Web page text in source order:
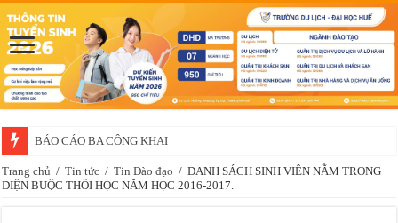
BÁO CÁO BA CÔNG KHAI
Trang chủ / Tin tức / Tin Đào đạo / DANH SÁCH SINH VIÊN NẰM TRONG
DIỆN BUỘC THÔI HỌC NĂM HỌC 2016-2017.